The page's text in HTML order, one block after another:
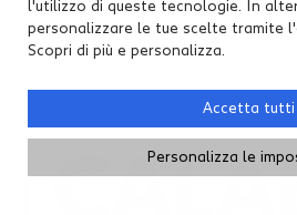
Cruise
l'utilizzo di queste tecnologie. In
personalizzare le tue scelte tramite
Scopri di più e personalizza.
Accetta tutti
Personalizza le